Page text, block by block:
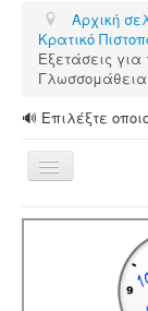
Αρχική
Κρατικό
Εξετάσεις για
🔊 Επιλέξτε
Εναλλαγή
πλοήγησης
ΑΡΧΙΚΗ
ΔΙΑΦΟΡΕΣ
ΤΟ ΣΧΟΛΕΙΟ